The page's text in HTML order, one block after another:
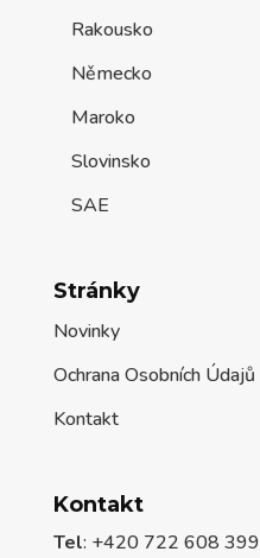
Rakousko
Německo
Maroko
Slovinsko
SAE
Stránky
Novinky
Ochrana Osobních Údajů
Kontakt
Kontakt
Tel: +420 722 608 399